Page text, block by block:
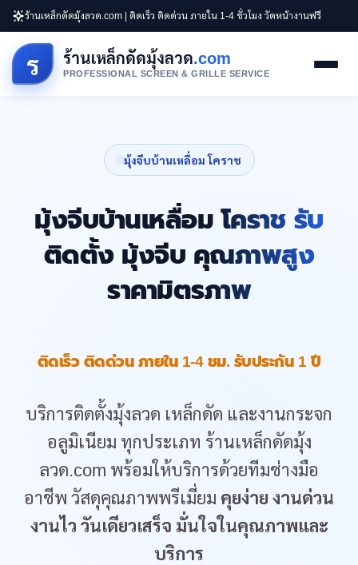
ร้านเหล็กดัดมุ้งลวด.com | ติดเร็ว ติดด่วน ภายใน 1-4 ชั่วโมง วัดหน้างานฟรี
ร ร้านเหล็กดัดมุ้งลวด.com
PROFESSIONAL SCREEN & GRILLE SERVICE
มุ้งจีบบ้านเหลื่อม โคราช
มุ้งจีบบ้านเหลื่อม โคราช รับ
ติดตั้ง มุ้งจีบ คุณภาพสูง
ราคามิตรภาพ
ติดเร็ว ติดด่วน ภายใน 1-4 ชม. รับประกัน 1 ปี
บริการติดตั้งมุ้งลวด เหล็กดัด และงานกระจก
อลูมิเนียม ทุกประเภท ร้านเหล็กดัดมุ้ง
ลวด.com พร้อมให้บริการด้วยทีมช่างมือ
อาชีพ วัสดุคุณภาพพรีเมี่ยม คุยง่าย งานด่วน
งานไว วันเดียวเสร็จ มั่นใจในคุณภาพและ
บริการ